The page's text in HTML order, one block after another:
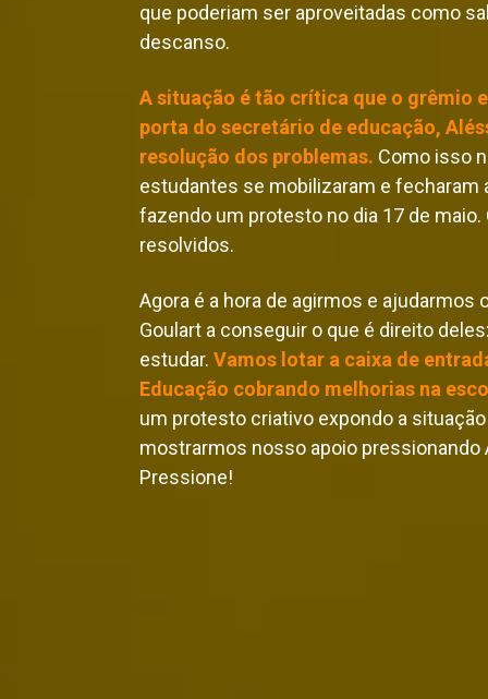
que poderiam ser aproveitadas como
descanso.
A situação é tão crítica que o grêmio
porta do secretário de educação,
resolução dos problemas. Como isso
estudantes se mobilizaram e fecharam
fazendo um protesto no dia 17 de
resolvidos.
Agora é a hora de agirmos e ajudarmos
Goulart a conseguir o que é direito
estudar. Vamos lotar a caixa de
Educação cobrando melhorias na
um protesto criativo expondo a
mostrarmos nosso apoio pressionando
Pressione!